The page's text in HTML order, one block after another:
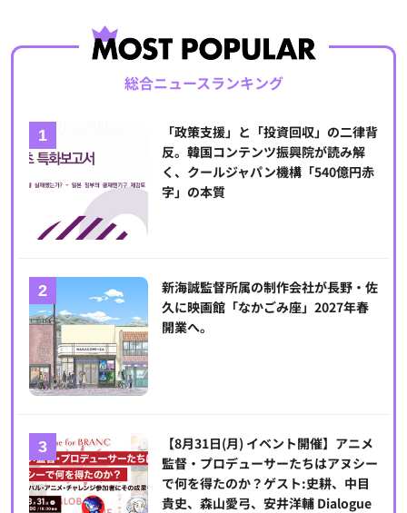
総合ニュースランキング
「政策支援」と「投資回収」の二律背
反。韓国コンテンツ振興院が読み解
く、クールジャパン機構「540億円赤
字」の本質
新海誠監督所属の制作会社が長野・佐
久に映画館「なかごみ座」2027年春
開業へ。
【8月31日(月) イベント開催】アニメ
監督・プロデューサーたちはアヌシー
で何を得たのか？ゲスト:史耕、中目
貴史、森山愛弓、安井洋輔 Dialogue